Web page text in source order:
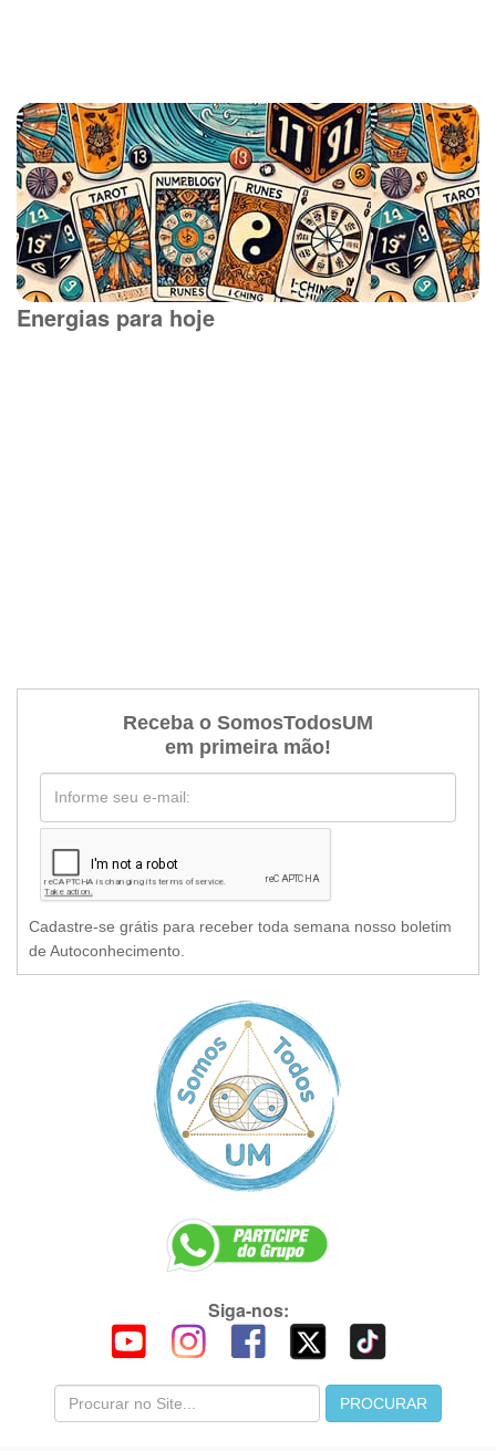
Energias para hoje
Receba o SomosTodosUM
em primeira mão!
Cadastre-se grátis para receber toda semana nosso boletim
de Autoconhecimento.
Siga-nos: